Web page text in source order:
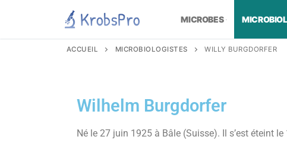
MICROBES
ACCUEIL MICROBIOLOGISTES WILLY BURGDORFER
Wilhelm Burgdorfer
Né le 27 juin 1925 à Bâle (Suisse). Il s’est éteint